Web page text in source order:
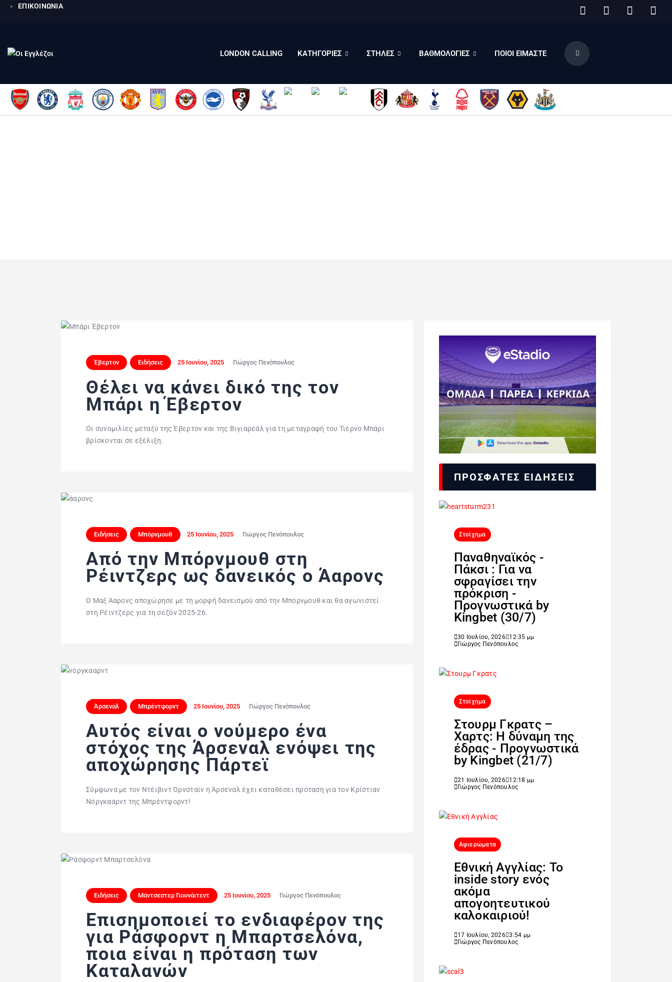
ΕΠΙΚΟΙΝΩΝΙΑ
LONDON CALLING ΚΑΤΗΓΟΡΙΕΣ ΣΤΗΛΕΣ ΒΑΘΜΟΛΟΓΙΕΣ ΠΟΙΟΙ ΕΙΜΑΣΤΕ
ΒΑΘΜΟΛΟΓΙΕΣ
Έβερτον Ειδήσεις 25 Ιουνίου, 2025 Γιώργος Πενόπουλος
Θέλει να κάνει δικό της τον
Μπάρι η Έβερτον
Οι συνομιλίες μεταξύ της Έβερτον και της Βιγιαρεάλ για τη μεταγραφή του Τιέρνο Μπάρι
βρίσκονται σε εξέλιξη.
Ειδήσεις Μπόρνμουθ 25 Ιουνίου, 2025 Γιώργος Πενόπουλος
Από την Μπόρνμουθ στη
Ρέιντζερς ως δανεικός ο Άαρονς
Ο Μαξ Άαρονς αποχώρησε με τη μορφή δανεισμού από την Μπόρνμουθ και θα αγωνιστεί
στη Ρέιντζερς για τη σεζόν 2025-26.
Άρσεναλ Μπρέντφορντ 25 Ιουνίου, 2025 Γιώργος Πενόπουλος
Αυτός είναι ο νούμερο ένα
στόχος της Άρσεναλ ενόψει της
αποχώρησης Πάρτεϊ
Σύμφωνα με τον Ντέιβιντ Όρνσταϊν η Άρσεναλ έχει καταθέσει πρόταση για τον Κρίστιαν
Νόργκααρντ της Μπρέντφορντ!
Ειδήσεις Μάντσεστερ Γιουνάιτεντ 25 Ιουνίου, 2025 Γιώργος Πενόπουλος
Επισημοποιεί το ενδιαφέρον της
για Ράσφορντ η Μπαρτσελόνα,
ποια είναι η πρόταση των
Καταλανών
ΠΡΟΣΦΑΤΕΣ ΕΙΔΗΣΕΙΣ
Στοίχημα
Παναθηναϊκός -
Πάκσι : Για να
σφραγίσει την
πρόκριση -
Προγνωστικά by
Kingbet (30/7)
30 Ιουλίου, 2026 12:35 μμ
Γιώργος Πενόπουλος
Στοίχημα
Στουρμ Γκρατς –
Χαρτς: Η δύναμη της
έδρας - Προγνωστικά
by Kingbet (21/7)
21 Ιουλίου, 2026 12:18 μμ
Γιώργος Πενόπουλος
Αφιερώματα
Εθνική Αγγλίας: Το
inside story ενός
ακόμα
απογοητευτικού
καλοκαιριού!
17 Ιουλίου, 2026 3:54 μμ
Γιώργος Πενόπουλος